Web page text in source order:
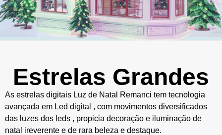
Estrelas Grandes
As estrelas digitais Luz de Natal Remanci tem tecnologia
avançada em Led digital , com movimentos diversificados
das luzes dos leds , propicia decoração e iluminação de
natal ireverente e de rara beleza e destaque.